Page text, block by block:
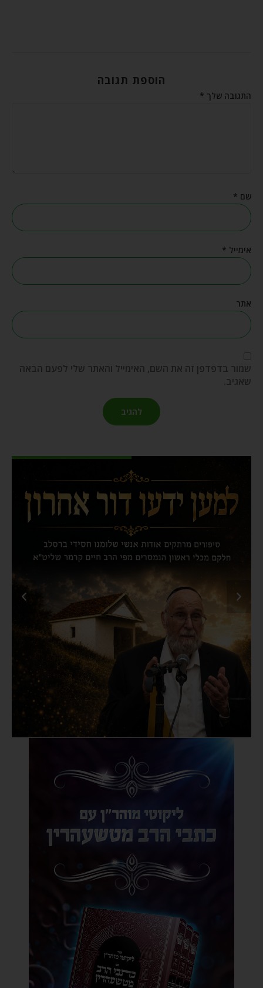
הוספת תגובה
התגובה שלך *
שם *
אימייל *
אתר
שמור בדפדפן זה את השם, האימייל והאתר שלי לפעם הבאה
שאגיב.